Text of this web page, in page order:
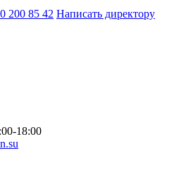
200 85 42 Написать директору
18:00